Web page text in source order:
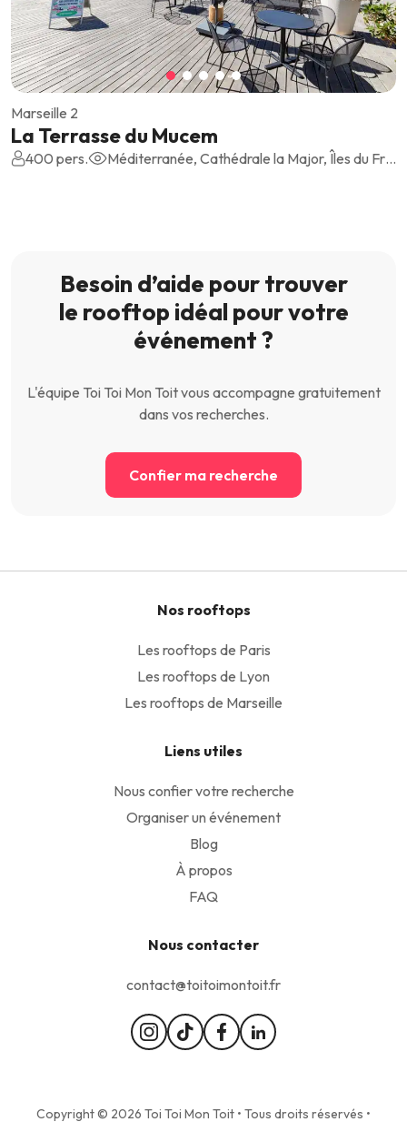
Marseille 2
La Terrasse du Mucem
400 pers. Méditerranée, Cathédrale la Major, Îles du Frioul, Château d'If, Fort Saint-Jean, Basilique Notre-Dame de la Garde
Besoin d’aide pour trouver
le rooftop idéal pour votre
événement ?
L'équipe Toi Toi Mon Toit vous accompagne gratuitement
dans vos recherches.
Confier ma recherche
Nos rooftops
Les rooftops de Paris
Les rooftops de Lyon
Les rooftops de Marseille
Liens utiles
Nous confier votre recherche
Organiser un événement
Blog
À propos
FAQ
Nous contacter
contact@toitoimontoit.fr
Copyright © 2026 Toi Toi Mon Toit • Tous droits réservés •